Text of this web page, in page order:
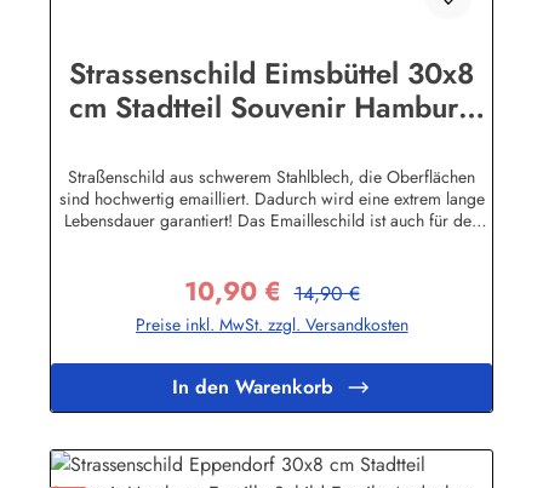
Strassenschild Eimsbüttel 30x8
cm Stadtteil Souvenir Hamburg
Straßenschild aus schwerem Stahlblech, die Oberflächen
sind hochwertig emailliert. Dadurch wird eine extrem lange
Lebensdauer garantiert! Das Emailleschild ist auch für den
stand! Sie wollen sich das Schild mit Ihrem eigenen Text
beschriften lassen? Hier geht's zu den Sonderanfertigungen
für Emaille Straßenschilder Herstellerinformationen:Buddel-
Hamburginfo@buddel.de
Verkaufspreis:
10,90 € Regulärer Preis:
14,90 €
Preise inkl. MwSt. zzgl. Versandkosten
In den Warenkorb